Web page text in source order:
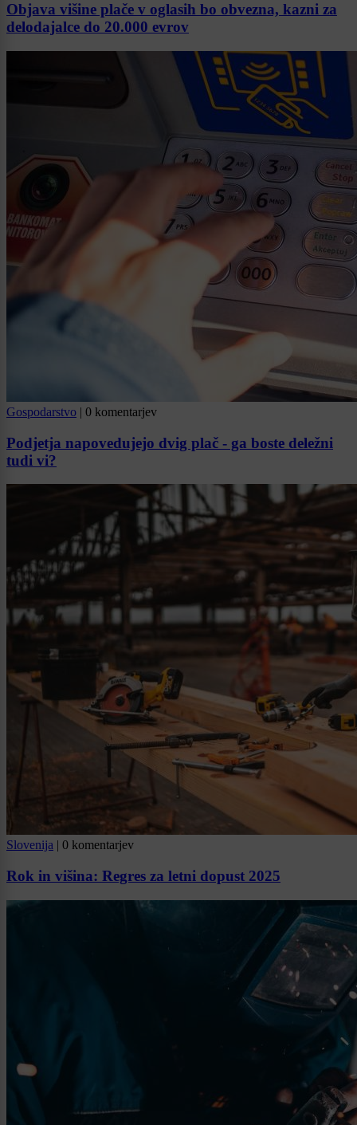
Objava višine plače v oglasih bo obvezna, kazni za
delodajalce do 20.000 evrov
Gospodarstvo | 0 komentarjev
Podjetja napovedujejo dvig plač - ga boste deležni
tudi vi?
Slovenija | 0 komentarjev
Rok in višina: Regres za letni dopust 2025